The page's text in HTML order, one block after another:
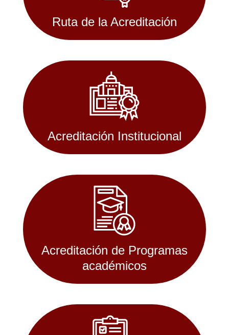
Ruta de la Acreditación
Acreditación Institucional
Acreditación de Programas
académicos